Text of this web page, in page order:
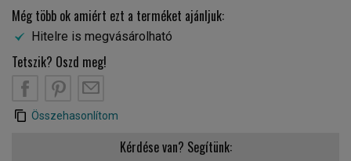
Még több ok amiért ezt a terméket ajánljuk:
Hitelre is megvásárolható
Tetszik? Oszd meg!
Összehasonlítom
Kérdése van? Segítünk: